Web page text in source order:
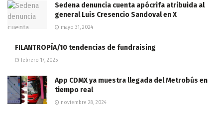
Sedena denuncia cuenta apócrifa atribuida al
general Luis Cresencio Sandoval en X
mayo 31, 2024
FILANTROPÍA/10 tendencias de fundraising
febrero 17, 2025
App CDMX ya muestra llegada del Metrobús en
tiempo real
noviembre 28, 2024